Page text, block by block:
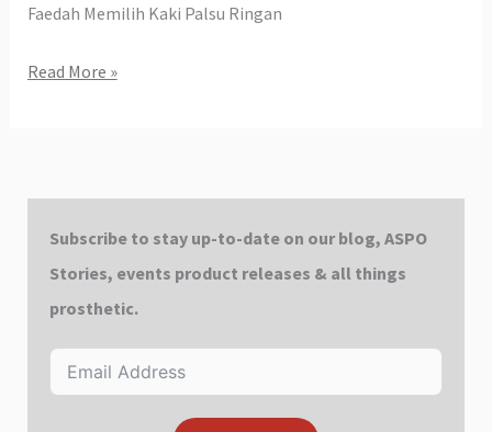
Faedah Memilih Kaki Palsu Ringan
Read More »
Subscribe to stay up-to-date on our blog, ASPO
Stories, events product releases & all things
prosthetic.